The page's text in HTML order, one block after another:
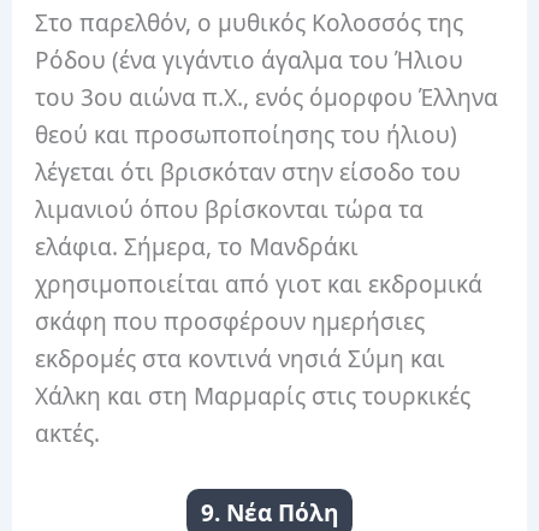
Στο παρελθόν, ο μυθικός Κολοσσός της
Ρόδου (ένα γιγάντιο άγαλμα του Ήλιου
του 3ου αιώνα π.Χ., ενός όμορφου Έλληνα
θεού και προσωποποίησης του ήλιου)
λέγεται ότι βρισκόταν στην είσοδο του
λιμανιού όπου βρίσκονται τώρα τα
ελάφια. Σήμερα, το Μανδράκι
χρησιμοποιείται από γιοτ και εκδρομικά
σκάφη που προσφέρουν ημερήσιες
εκδρομές στα κοντινά νησιά Σύμη και
Χάλκη και στη Μαρμαρίς στις τουρκικές
ακτές.
9. Νέα Πόλη